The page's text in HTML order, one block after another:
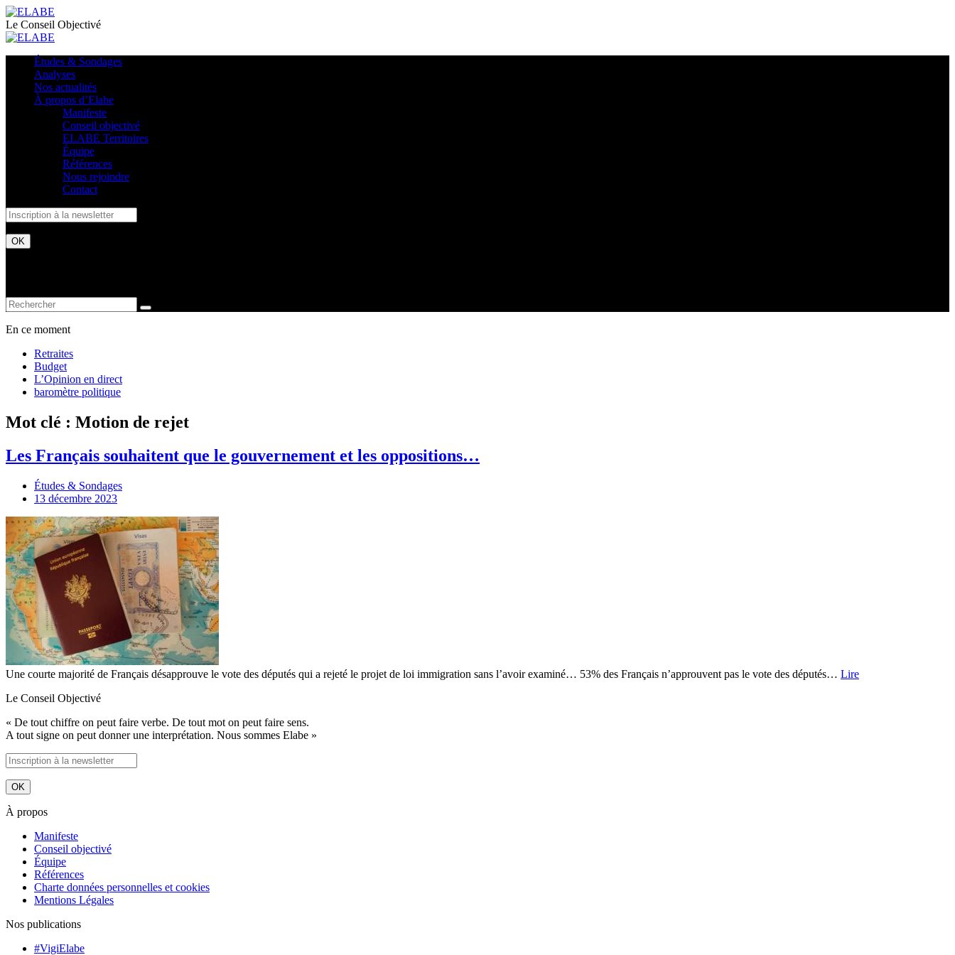
Le Conseil Objectivé
Études & Sondages
Analyses
Nos actualités
À propos d’Elabe
Manifeste
Conseil objectivé
ELABE Territoires
Équipe
Références
Nous rejoindre
Contact
En ce moment
Retraites
Budget
L’Opinion en direct
baromètre politique
Mot clé : Motion de rejet
Les Français souhaitent que le gouvernement et les oppositions…
Études & Sondages
13 décembre 2023
Une courte majorité de Français désapprouve le vote des députés qui a rejeté le projet de loi immigration sans l’avoir examiné… 53% des Français n’approuvent pas le vote des députés… Lire
Le Conseil Objectivé
« De tout chiffre on peut faire verbe. De tout mot on peut faire sens.
A tout signe on peut donner une interprétation. Nous sommes Elabe »
À propos
Manifeste
Conseil objectivé
Équipe
Références
Charte données personnelles et cookies
Mentions Légales
Nos publications
#VigiElabe